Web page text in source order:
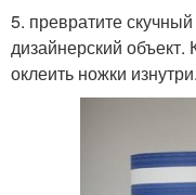
5. превратите
дизайнерский
оклеить ножки изнутри.